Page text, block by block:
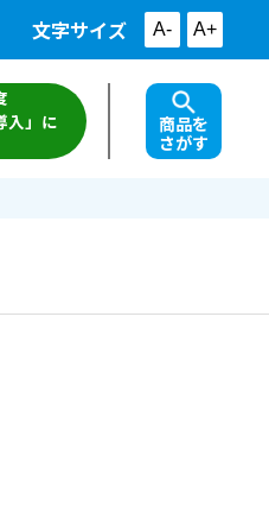
文字サイズ A- A+
入」に
商品を
さがす